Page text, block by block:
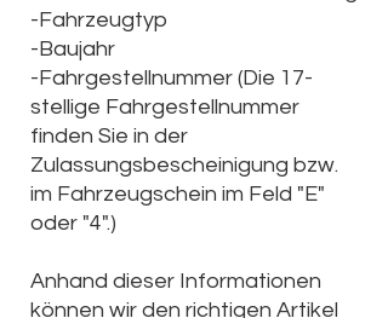
-Fahrzeugtyp
-Baujahr
-Fahrgestellnummer (Die 17-
stellige Fahrgestellnummer
finden Sie in der
Zulassungsbescheinigung bzw.
im Fahrzeugschein im Feld "E"
oder "4".)
Anhand dieser Informationen
können wir den richtigen Artikel